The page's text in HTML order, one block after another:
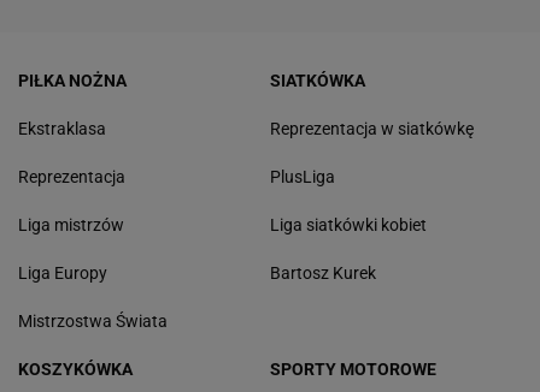
PIŁKA NOŻNA
Ekstraklasa
Reprezentacja
Liga mistrzów
Liga Europy
Mistrzostwa Świata
SIATKÓWKA
Reprezentacja w siatkówkę
PlusLiga
Liga siatkówki kobiet
Bartosz Kurek
KOSZYKÓWKA SPORTY MOTOROWE